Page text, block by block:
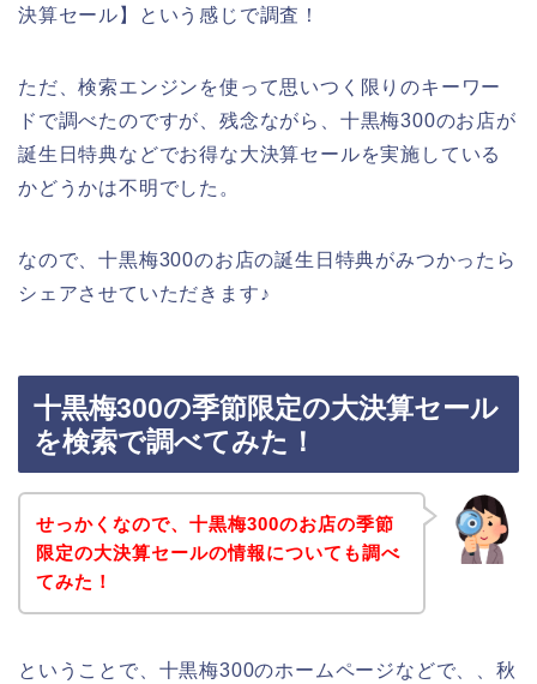
決算セール】という感じで調査！
ただ、検索エンジンを使って思いつく限りのキーワー
ドで調べたのですが、残念ながら、十黒梅300のお店が
誕生日特典などでお得な大決算セールを実施している
かどうかは不明でした。
なので、十黒梅300のお店の誕生日特典がみつかったら
シェアさせていただきます♪
十黒梅300の季節限定の大決算セール
を検索で調べてみた！
せっかくなので、十黒梅300のお店の季節
限定の大決算セールの情報についても調べ
てみた！
ということで、十黒梅300のホームページなどで、、秋